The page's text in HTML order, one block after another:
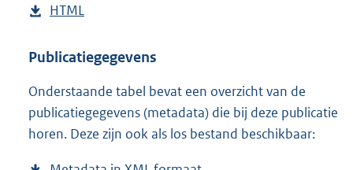
n
o
d
p
u
t
n
s
g
r
w
l
a
d
p
s
a
d
s
g
o
n
o
a
d
e
t
n
d
s
D
w
l
o
a
HTML
s
a
n
d
Publicatiegegevens
Onderstaande tabel bevat een overzicht van de
publicatiegegevens (metadata) die bij deze publicatie
horen. Deze zijn ook als los bestand beschikbaar: